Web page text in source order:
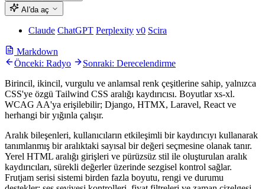
AI'da aç
Claude ChatGPT Perplexity v0 Scira
Markdown
Önceki: Radyo
Sonraki: Derecelendirme
Birincil, ikincil, vurgulu ve anlamsal renk çeşitlerine sahip, yalnızca
CSS'ye özgü Tailwind CSS aralığı kaydırıcısı. Boyutlar xs-xl.
WCAG AA'ya erişilebilir; Django, HTMX, Laravel, React ve
herhangi bir yığınla çalışır.
Aralık bileşenleri, kullanıcıların etkileşimli bir kaydırıcıyı kullanarak
tanımlanmış bir aralıktaki sayısal bir değeri seçmesine olanak tanır.
Yerel HTML aralığı girişleri ve pürüzsüz stil ile oluşturulan aralık
kaydırıcıları, sürekli değerler üzerinde sezgisel kontrol sağlar.
Frutjam serisi sistemi birden fazla boyutu, rengi ve durumu